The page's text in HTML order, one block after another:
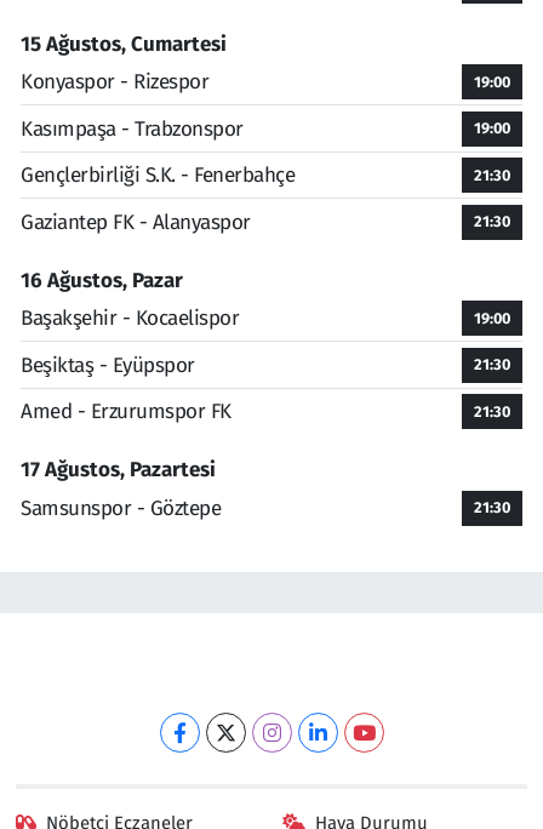
15 Ağustos, Cumartesi
Konyaspor - Rizespor
19:00
Kasımpaşa - Trabzonspor 19:00
Gençlerbirliği S.K. - Fenerbahçe 21:30
Gaziantep FK - Alanyaspor 21:30
16 Ağustos, Pazar
Başakşehir - Kocaelispor
19:00
Beşiktaş - Eyüpspor 21:30
Amed - Erzurumspor FK 21:30
17 Ağustos, Pazartesi
Samsunspor - Göztepe
21:30
Nöbetçi Eczaneler Hava Durumu